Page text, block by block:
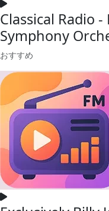
Classical Radio
Symphony
おすすめ